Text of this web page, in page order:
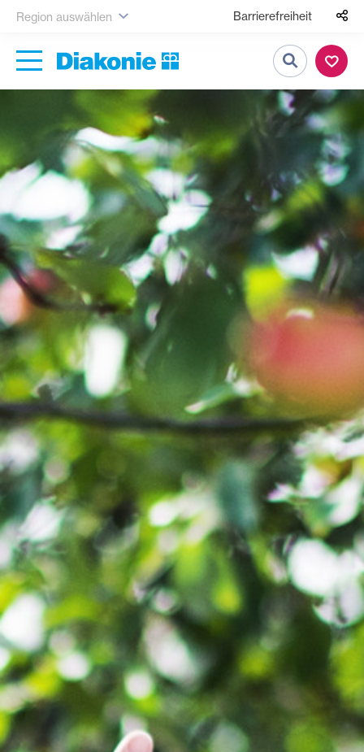
Region auswählen Barrierefreiheit
Suche